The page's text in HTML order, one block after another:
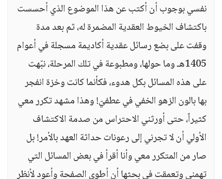
نفسي بوجوب أن أكتب عن هذا الموضوع الذي أحسست
باكتشاف الخيوط العقدية المضمرة له، ثم بعد مدة
وقفت على بضع رسائل عقدية أكاديمة مسجلة في أعوام
1405هـ وما حولها، ومطبوعة في تلك المرحلة، نبّهت
على هذه المسائل بكل هدوء، فكأنما كانت وخزة انفجر
بها بالون الزهو الخفي في عطفيّ! وهذا مشهد تكرر معي
كثيراً، حتى أورثني الاحتراس من صدمة الاكتشاف
الأولي أن لا تجرني إلى رعونات حداثة العهد بالأمر! بل
صار من المتكرر معي وأنا أقرأ في بعض المسائل التي
تهمني وتعمقت في بحثها أن أطوي الصفحة وأعود لأنظر